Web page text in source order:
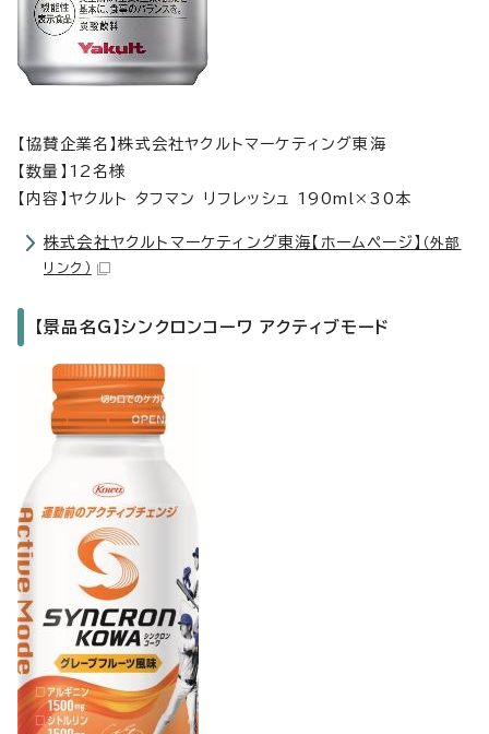
【協賛企業名】株式会社ヤクルトマーケティング東海
【数量】12名様
【内容】ヤクルト タフマン リフレッシュ 190ml×30本
株式会社ヤクルトマーケティング東海【ホームページ】 （外部
リンク）
【景品名G】シンクロンコーワ アクティブモード